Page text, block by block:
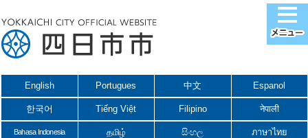
English Portugues 中文 Espanol
한국어 Tiếng Việt Filipino नेपाली
Bahasa Indonesia தமிழ் සිංහල ภาษาไทย